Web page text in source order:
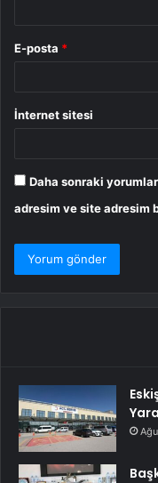
E-posta *
İnternet sitesi
Daha sonraki
adresim ve site adresim